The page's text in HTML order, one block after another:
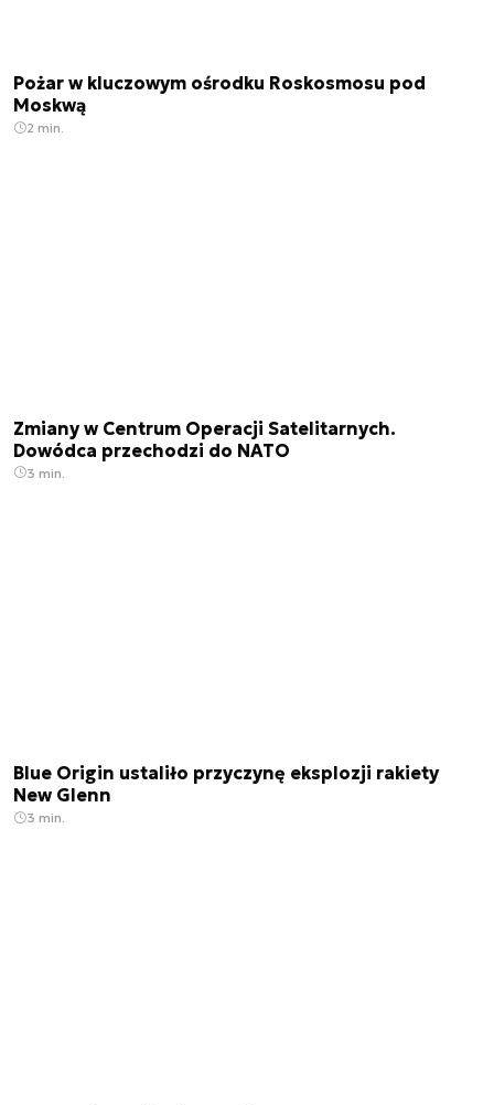
Pożar w kluczowym ośrodku Roskosmosu pod
Moskwą
2 min.
Zmiany w Centrum Operacji Satelitarnych.
Dowódca przechodzi do NATO
3 min.
Blue Origin ustaliło przyczynę eksplozji rakiety
New Glenn
3 min.